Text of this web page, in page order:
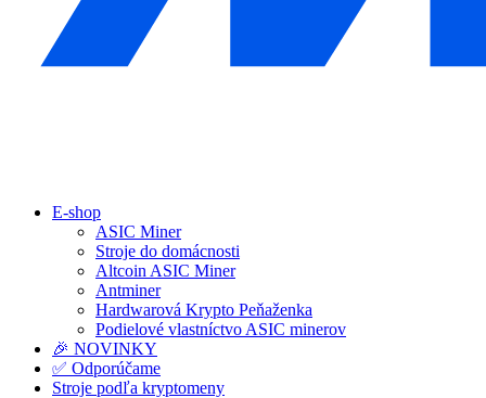
E-shop
ASIC Miner
Stroje do domácnosti
Altcoin ASIC Miner
Antminer
Hardwarová Krypto Peňaženka
Podielové vlastníctvo ASIC minerov
🎉 NOVINKY
✅ Odporúčame
Stroje podľa kryptomeny